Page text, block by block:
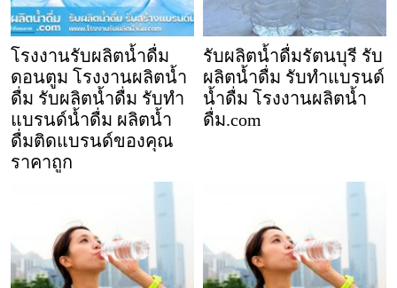
โรงงานรับผลิตน้ำดื่ม
ดอนตูม โรงงานผลิตน้ำ
ดื่ม รับผลิตน้ำดื่ม รับทำ
แบรนด์น้ำดื่ม ผลิตน้ำ
ดื่มติดแบรนด์ของคุณ
ราคาถูก
รับผลิตน้ำดื่มรัตนบุรี รับ
ผลิตน้ำดื่ม รับทำแบรนด์
น้ำดื่ม โรงงานผลิตน้ำ
ดื่ม.com